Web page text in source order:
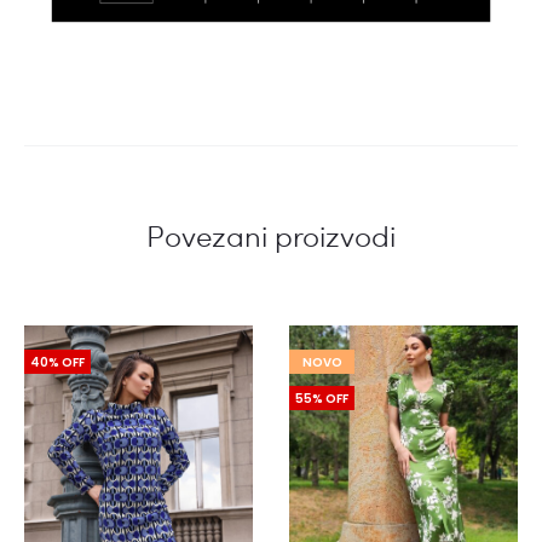
Povezani proizvodi
40% OFF
NOVO
55% OFF